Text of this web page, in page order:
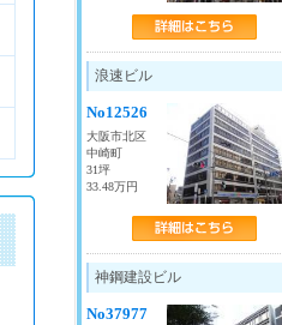
なんば ・大国町
谷町線
・東梅田
・ 中崎町
天満橋
天神橋筋六丁目・谷町四丁目
・谷町六丁目 ・谷町九丁目
・天王寺
堺筋線
南森町 ・扇町
・堺筋本町
・長堀橋 ・日本橋
・天神橋筋六丁目
京阪線
浪速ビル
No12526
大阪市北区
中崎町
31坪
33.48万円
神鋼建設ビル
No37977